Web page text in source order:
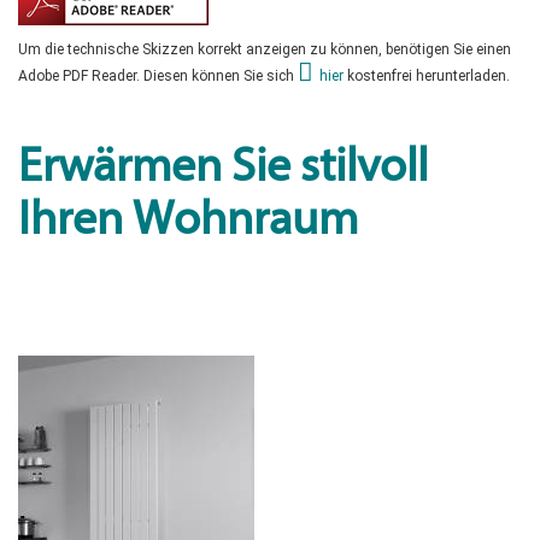
Um die technische Skizzen korrekt anzeigen zu können, benötigen Sie einen
Adobe PDF Reader. Diesen können Sie sich
hier kostenfrei herunterladen.
Erwärmen Sie stilvoll
Ihren Wohnraum